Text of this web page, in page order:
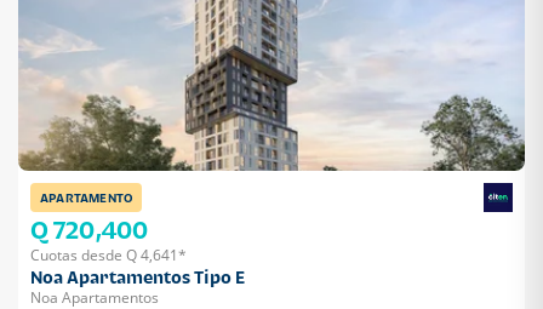
APARTAMENTO
Q 720,400
Cuotas desde Q 4,641*
Noa Apartamentos Tipo E
Noa Apartamentos